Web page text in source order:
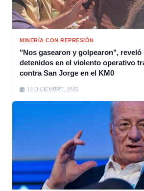
MINERÍA CON REPRESIÓN
"Nos gasearon y golpearon", reveló
detenidos en el violento operativo
contra San Jorge en el KM0
12 DICIEMBRE, 2025